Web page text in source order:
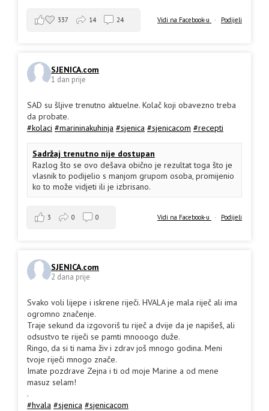
Vidi na Facebook-u · Podijeli
337 14 24
SJENICA.com
1 dan prije
SAD su šljive trenutno aktuelne. Kolač koji obavezno treba
da probate.
#kolaci #marininakuhinja #sjenica #sjenicacom #recepti
Sadržaj trenutno nije dostupan
Razlog što se ovo dešava obično je rezultat toga što je
vlasnik to podijelio s manjom grupom osoba, promijenio
ko to može vidjeti ili je izbrisano.
Vidi na Facebook-u · Podijeli
3 0 0
SJENICA.com
2 dana prije
Svako voli lijepe i iskrene riječi. HVALA je mala riječ ali ima
ogromno značenje.
Traje sekund da izgovoriš tu riječ a dvije da je napišeš, ali
odsustvo te riječi se pamti mnooogo duže.
Ringo, da si ti nama živ i zdrav još mnogo godina. Meni
tvoje riječi mnogo znače.
Imate pozdrave Zejna i ti od moje Marine a od mene
masuz selam!
.
#hvala #sjenica #sjenicacom